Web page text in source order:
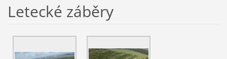
Letecké záběry